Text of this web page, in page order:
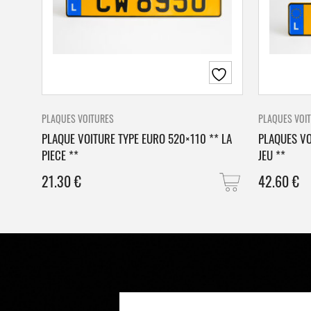
PLAQUES VOITURES
PLAQUE VOITURE TYPE EURO 520×110 ** LA
PIECE **
21.30€
PLAQUES
PLAQUES
JEU **
42.60€